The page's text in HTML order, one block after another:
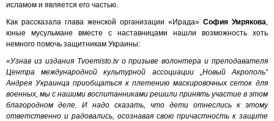
исламом и является его частью.
Как рассказала глава женской организации «Ирада» София Умрякова,
юные мусульмане вместе с наставницами нашли возможность хоть
немного помочь защитникам Украины:
«Узнав из издания Tvoemisto.tv о призыве волонтера и преподавателя
Центра международной культурной ассоциации „Новый Акрополь“
Андрея Украинца приобщаться к плетению маскировочных сеток для
военных, мы с нашими воспитанниками решили принять участие в этом
благородном деле. И надо сказать, что дети отнеслись к этому
ответственно и радовались, осознавая свою причастность к защите